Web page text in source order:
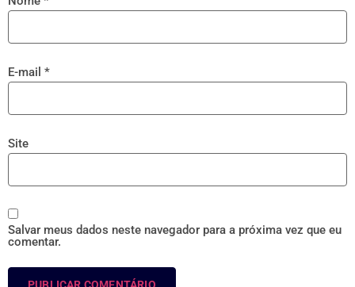
E-mail *
Site
Salvar meus dados neste navegador para a próxima vez que eu
comentar.